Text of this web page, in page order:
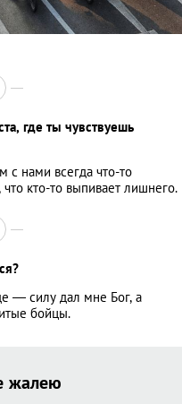
где ты чувствуешь
с нами всегда что-то
что кто-то выпивает лишнего.
― силу дал мне Бог, а
бойцы.
жалею